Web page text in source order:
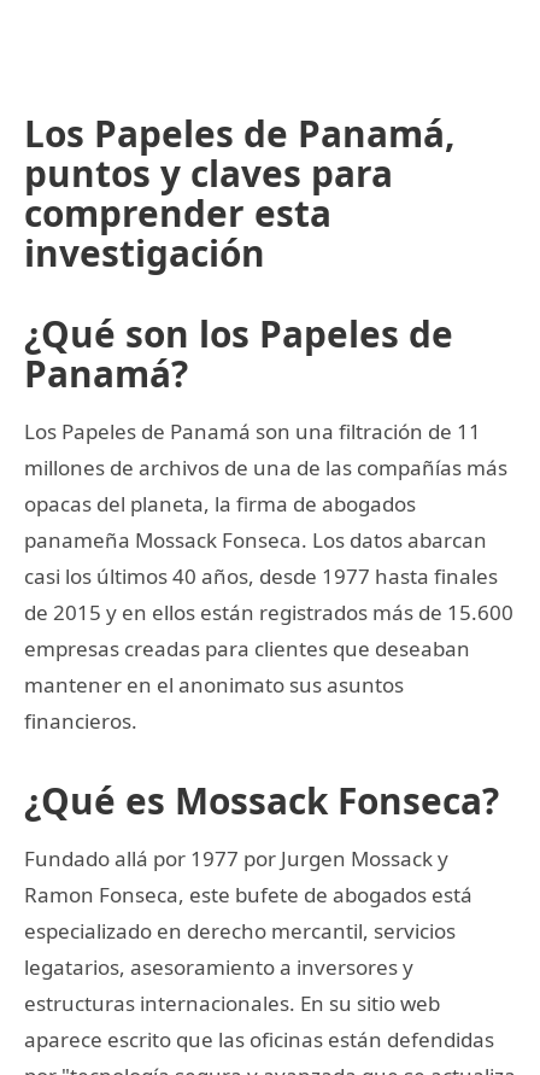
Los Papeles de Panamá,
puntos y claves para
comprender esta
investigación
¿Qué son los Papeles de
Panamá?
Los Papeles de Panamá son una filtración de 11
millones de archivos de una de las compañías más
opacas del planeta, la firma de abogados
panameña Mossack Fonseca. Los datos abarcan
casi los últimos 40 años, desde 1977 hasta finales
de 2015 y en ellos están registrados más de 15.600
empresas creadas para clientes que deseaban
mantener en el anonimato sus asuntos
financieros.
¿Qué es Mossack Fonseca?
Fundado allá por 1977 por Jurgen Mossack y
Ramon Fonseca, este bufete de abogados está
especializado en derecho mercantil, servicios
legatarios, asesoramiento a inversores y
estructuras internacionales. En su sitio web
aparece escrito que las oficinas están defendidas